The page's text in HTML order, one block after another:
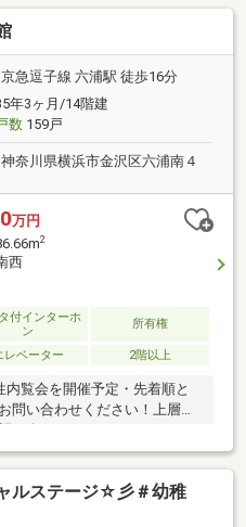
を実施。洗練された内装デザ
も掲載され、細部までこだわ
っています。海を感じる抜け
に配慮した水回り、収納力も
度の高い方にぴったり。逗子
れな暮らしを手に入れたい方
。
京急逗子線 六浦駅 徒歩16分
年3ヶ月/14階建
数159戸
神奈川県横浜市金沢区六浦南４
万円
2
西
付インターホ
ン
所有権
レベーター 2階以上
内覧会を開催予定・先着順と
問い合わせください！上層階
を楽しみながら、ゆったりと
たりの良い住空間と開放感あ
しを演出します。 四季折々の
ご家族が寛げる間取りを兼ね
りを感じる眺望と、ファミリ
ルステージ☆彡＃幼稚